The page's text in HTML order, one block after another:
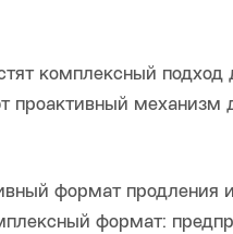
комплексный подход
проактивный механизм
формат продления
формат: